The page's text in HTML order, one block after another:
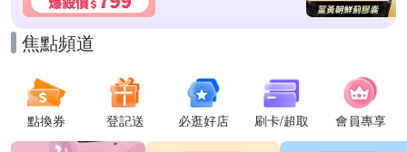
焦點頻道
點換券 登記送 必逛好店 刷卡/超取 會員專享